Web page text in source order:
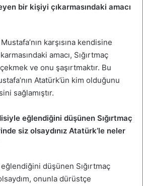
bir kişiyi çıkarmasındaki amacı
karşısına kendisine
amacı, Sığırtmaç
ve onu şaşırtmaktır. Bu
Atatürk’ün kim olduğunu
sağlamıştır.
eğlendiğini düşünen Sığırtmaç
siz olsaydınız Atatürk’le neler
düşünen Sığırtmaç
onunla dürüstçe